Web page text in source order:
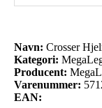
Navn: Crosser
Kategori:
Producent:
Varenummer:
EAN: